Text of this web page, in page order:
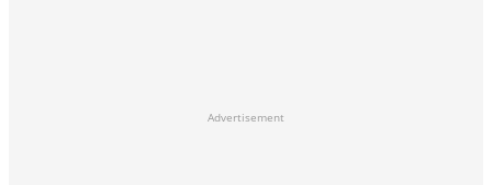
Advertisement